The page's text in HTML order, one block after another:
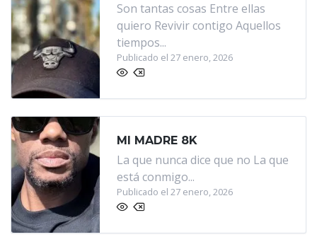
Son tantas cosas Entre ellas
quiero Revivir contigo Aquellos
tiempos...
Publicado el 27 enero, 2026
MI MADRE 8K
La que nunca dice que no La que
está conmigo...
Publicado el 27 enero, 2026